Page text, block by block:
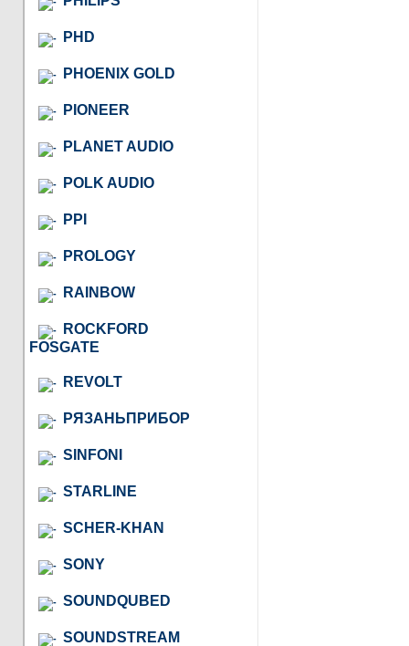
PHD
PHOENIX GOLD
PIONEER
PLANET AUDIO
POLK AUDIO
PPI
PROLOGY
RAINBOW
ROCKFORD
FOSGATE
REVOLT
РЯЗАНЬПРИБОР
SINFONI
STARLINE
SCHER-KHAN
SONY
SOUNDQUBED
SOUNDSTREAM